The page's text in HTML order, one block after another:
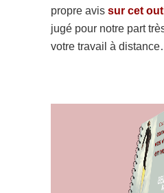
propre avis sur cet
jugé pour notre part
votre travail à